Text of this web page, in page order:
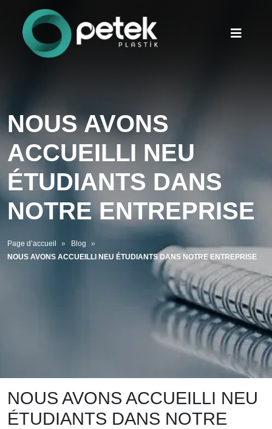
NOUS AVONS
ACCUEILLI NEU
ÉTUDIANTS DANS
NOTRE ENTREPRISE
Page d’accueil
Blog
NOUS AVONS ACCUEILLI NEU ÉTUDIANTS DANS NOTRE ENTREPRISE
NOUS AVONS ACCUEILLI NEU
ÉTUDIANTS DANS NOTRE